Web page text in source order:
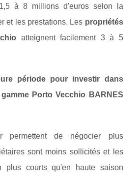
à 8 millions d'euros selon la
et les prestations. Les propriétés
atteignent facilement 3 à 5
période pour investir dans
Porto Vecchio BARNES
permettent de négocier plus
sont moins sollicités et les
plus courts qu'en haute saison